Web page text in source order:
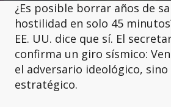
¿Es posible borrar años de
hostilidad en solo 45
EE. UU. dice que sí. El
confirma un giro sísmico:
el adversario ideológico,
estratégico.